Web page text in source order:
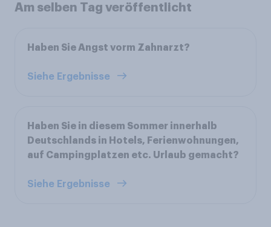
Am selben Tag veröffentlicht
Haben Sie Angst vorm Zahnarzt?
Siehe Ergebnisse
Haben Sie in diesem Sommer innerhalb
Deutschlands in Hotels, Ferienwohnungen,
auf Campingplatzen etc. Urlaub gemacht?
Siehe Ergebnisse